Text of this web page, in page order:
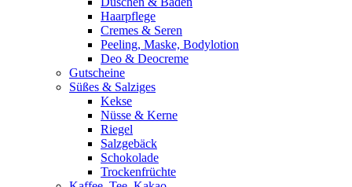
Haarpflege
Cremes & Seren
Peeling, Maske, Bodylotion
Deo & Deocreme
Gutscheine
Süßes & Salziges
Kekse
Nüsse & Kerne
Riegel
Salzgebäck
Schokolade
Trockenfrüchte